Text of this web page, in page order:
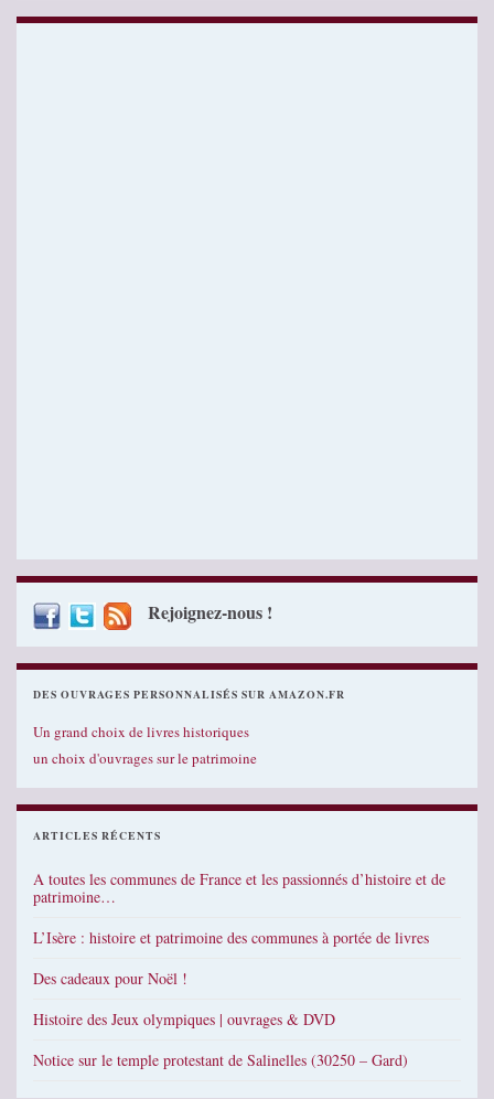
Rejoignez-nous !
DES OUVRAGES PERSONNALISÉS SUR AMAZON.FR
Un grand choix de livres historiques
un choix d'ouvrages sur le patrimoine
ARTICLES RÉCENTS
A toutes les communes de France et les passionnés d’histoire et de
patrimoine…
L’Isère : histoire et patrimoine des communes à portée de livres
Des cadeaux pour Noël !
Histoire des Jeux olympiques | ouvrages & DVD
Notice sur le temple protestant de Salinelles (30250 – Gard)